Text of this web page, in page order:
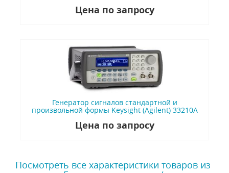
Цена по запросу
Генератор сигналов стандартной и
произвольной формы Keysight (Agilent) 33210А
Цена по запросу
Посмотреть все характеристики товаров из